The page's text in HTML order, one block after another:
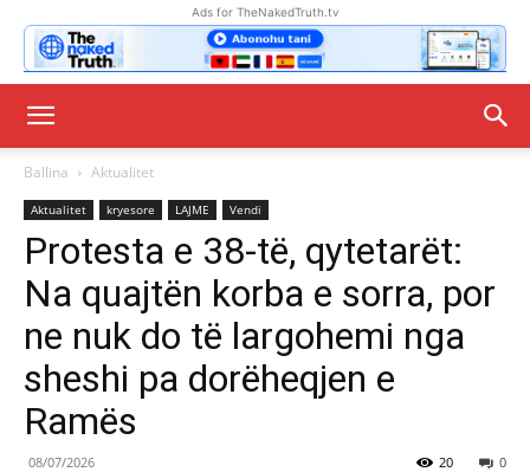
Ads for TheNakedTruth.tv
Ballina Aktualitet
Aktualitet kryesore LAJME Vendi
Protesta e 38-të, qytetarët:
Na quajtën korba e sorra, por
ne nuk do të largohemi nga
sheshi pa dorëheqjen e
Ramës
08/07/2026 0
20